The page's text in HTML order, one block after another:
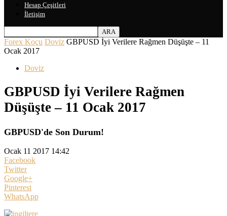
Hesap Çeşitleri
İletişim
Forex Koçu Doviz GBPUSD İyi Verilere Rağmen Düşüşte – 11
Ocak 2017
Doviz
GBPUSD İyi Verilere Rağmen
Düşüşte – 11 Ocak 2017
GBPUSD'de Son Durum!
Ocak 11 2017 14:42
Facebook
Twitter
Google+
Pinterest
WhatsApp